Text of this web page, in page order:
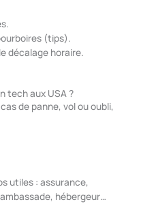
(tips).
décalage horaire.
tech aux USA ?
de panne, vol ou oubli,
utiles : assurance,
hébergeur…